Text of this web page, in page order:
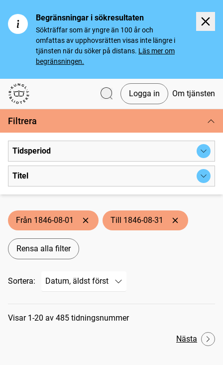
Begränsningar i sökresultaten
Sökträffar som är yngre än 100 år och
omfattas av upphovsrätten visas inte längre i
tjänsten när du söker på distans. Läs mer om
begränsningen.
Svenska tidningar
Logga in Om tjänsten
Filtrera
Tidsperiod
Titel
Från 1846-08-01 Till 1846-08-31
Rensa alla filter
Sortera:
Sökresultat
Visar 1-20 av 485 tidningsnummer
Nästa